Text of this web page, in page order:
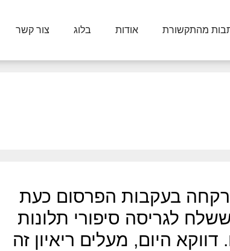
מהתקשורת אודות בלוג צור קשר
בעקבות הפרסום כעת
לגריסה סיפורי תלונות
היום, מעלים ריאיון זה